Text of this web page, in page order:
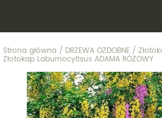
Strona główna / DRZEWA OZDOBNE /
Złotokap Laburnocytisus ADAMA RÓŻOWY